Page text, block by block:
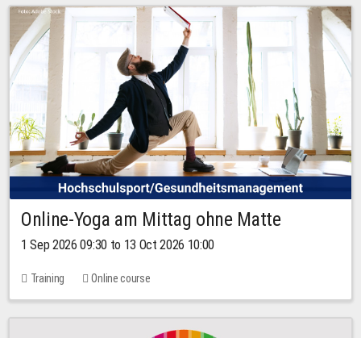
Online-Yoga am Mittag ohne Matte
1 Sep 2026 09:30 to 13 Oct 2026 10:00
Training Online course